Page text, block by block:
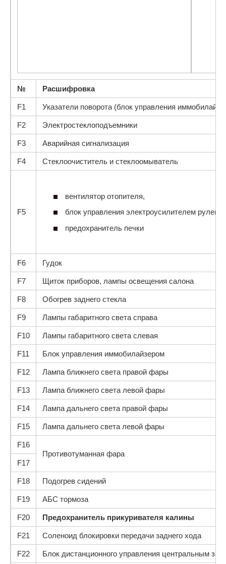
№ Расшифровка
F1 Указатели поворота (блок управления
F2 Электростеклоподъемники
F3 Аварийная сигнализация
F4 Стеклоочиститель и стеклоомыватель
F5
вентилятор отопителя,
блок управ­ления электроусилителем
предохранитель печки
F6 Гудок
F7 Щиток приборов, лампы освещения салона
F8 Обогрев заднего стекла
F9 Лампы габаритного света справа
F10 Лампы габаритного света слевая
F11 Блок управления иммобилайзером
F12 Лампа ближнего света правой фары
F13 Лампа ближнего света левой фары
F14 Лампа дальнего света правой фары
F15 Лампа дальнего света левой фары
F16
Противотуманная фара
F17
F18 Подогрев сидений
F19 АБС тормоза
F20 Предохранитель прикуривателя калины
F21 Соленоид блокировки передачи заднего хода
F22 Блок дистанционного управления центральным